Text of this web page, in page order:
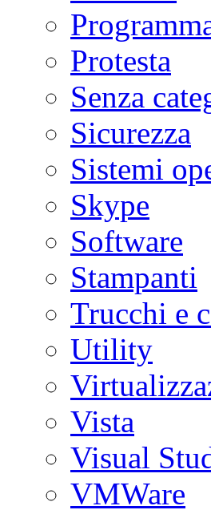
Protesta
Senza
Sicurezza
Sistemi
Skype
Software
Stampanti
Trucchi e
Utility
Vista
Visual
VMWare